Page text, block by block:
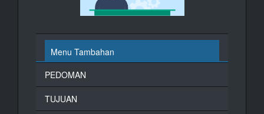
Menu Tambahan
PEDOMAN
TUJUAN